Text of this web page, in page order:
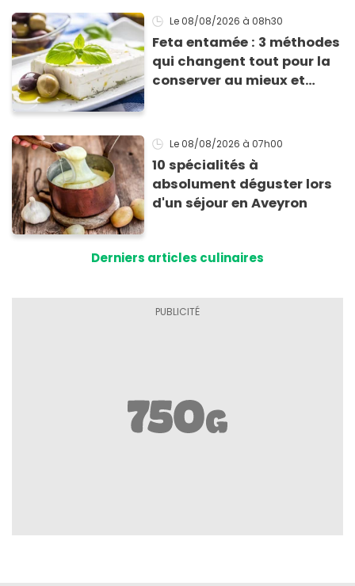
Le 08/08/2026 à 08h30
Feta entamée : 3 méthodes
qui changent tout pour la
conserver au mieux et
Le 08/08/2026 à 07h00
10 spécialités à
absolument déguster lors
d'un séjour en Aveyron
Derniers articles culinaires